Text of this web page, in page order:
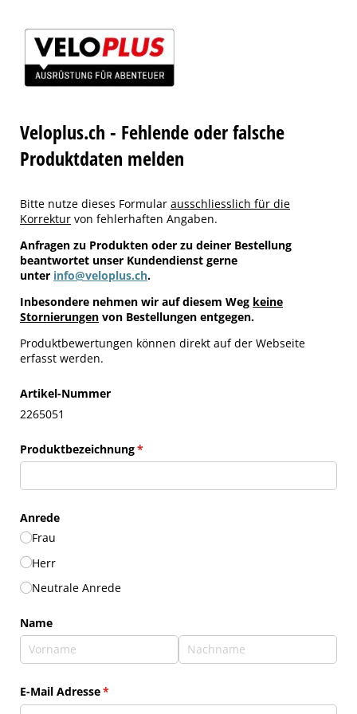
Veloplus.ch - Fehlende oder falsche
Produktdaten melden
Bitte nutze dieses Formular ausschliesslich für die
Korrektur von fehlerhaften Angaben.
Anfragen zu Produkten oder zu deiner Bestellung
beantwortet unser Kundendienst gerne
unter info@veloplus.ch.
Inbesondere nehmen wir auf diesem Weg keine
Stornierungen von Bestellungen entgegen.
Produktbewertungen können direkt auf der Webseite
erfasst werden.
Artikel-Nummer
2265051
Produktbezeichnung*
(erforderlich)
Anrede
Frau
Herr
Neutrale Anrede
Name
E-Mail Adresse*
(erforderlich)